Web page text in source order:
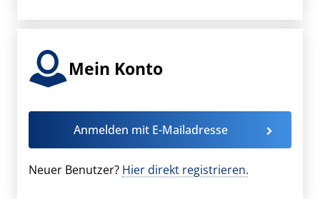
Mein Konto
Anmelden mit E-Mailadresse
Neuer Benutzer? Hier direkt registrieren.